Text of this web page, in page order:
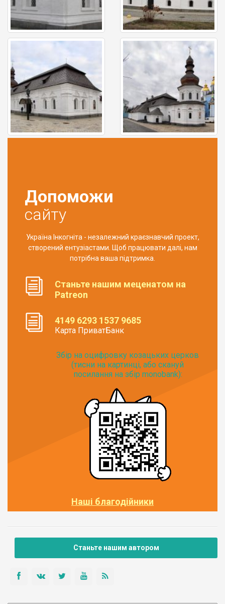
Допоможи
сайту
Україна Інкогніта - незалежний краєзнавчий проект,
створений ентузіастами. Щоб працювати далі, нам
потрібна ваша підтримка.
Станьте нашим меценатом на
Patreon
4149 6293 1537 9685
Карта ПриватБанк
Збір на оцифровку козацьких церков
(тисни на картинці, або скануй
посилання на збір monobank):
Наші благодійники
Станьте нашим автором